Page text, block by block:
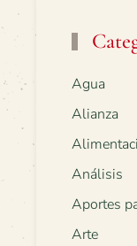
Agua
Alianza
Análisis
Aportes
Arte